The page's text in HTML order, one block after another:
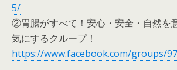
5/
②胃腸がすべて！安心・安全・自然を
気にするクループ！
https://www.facebook.com/groups/